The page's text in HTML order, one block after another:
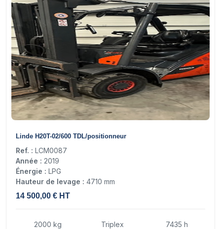
Linde H20T-02/600 TDL/positionneur
Ref. : LCM0087
Année : 2019
Énergie : LPG
Hauteur de levage : 4710 mm
14 500,00 € HT
2000 kg Triplex 7435 h